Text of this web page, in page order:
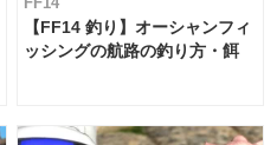
【FF14 釣り】オーシャンフィ
ッシングの航路の釣り方・餌